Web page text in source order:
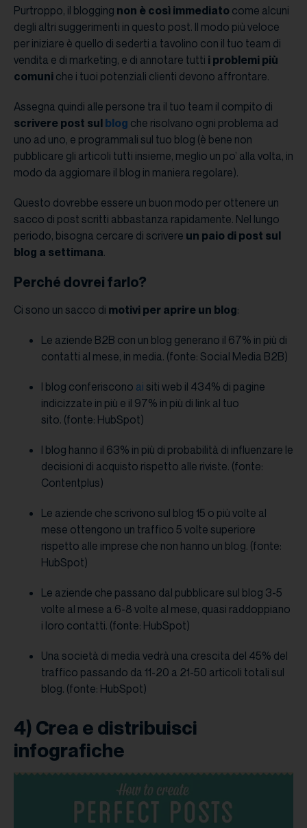
Purtroppo, il blogging non è così immediato come alcuni
degli altri suggerimenti in questo post. Il modo più veloce
per iniziare è quello di sederti a tavolino con il tuo team di
vendita e di marketing, e di annotare tutti i problemi più
comuni che i tuoi potenziali clienti devono affrontare.
Assegna quindi alle persone tra il tuo team il compito di
scrivere post sul blog che risolvano ogni problema ad
uno ad uno, e programmali sul tuo blog (è bene non
pubblicare gli articoli tutti insieme, meglio un po’ alla volta, in
modo da aggiornare il blog in maniera regolare).
Questo dovrebbe essere un buon modo per ottenere un
sacco di post scritti abbastanza rapidamente. Nel lungo
periodo, bisogna cercare di scrivere un paio di post sul
blog a settimana.
Perché dovrei farlo?
Ci sono un sacco di motivi per aprire un blog:
Le aziende B2B con un blog generano il 67% in più di
contatti al mese, in media. (fonte: Social Media B2B)
I blog conferiscono ai siti web il 434% di pagine
indicizzate in più e il 97% in più di link al tuo
sito. (fonte: HubSpot)
I blog hanno il 63% in più di probabilità di influenzare le
decisioni di acquisto rispetto alle riviste. (fonte:
Contentplus)
Le aziende che scrivono sul blog 15 o più volte al
mese ottengono un traffico 5 volte superiore
rispetto alle imprese che non hanno un blog. (fonte:
HubSpot)
Le aziende che passano dal pubblicare sul blog 3-5
volte al mese a 6-8 volte al mese, quasi raddoppiano
i loro contatti. (fonte: HubSpot)
Una società di media vedrà una crescita del 45% del
traffico passando da 11-20 a 21-50 articoli totali sul
blog. (fonte: HubSpot)
4) Crea e distribuisci
infografiche